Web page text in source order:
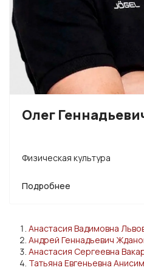
Олег
Физическая культура
Подробнее
Анастасия Вадимовна
Андрей Геннадьевич
Анастасия Сергеевна
Татьяна Евгеньевна